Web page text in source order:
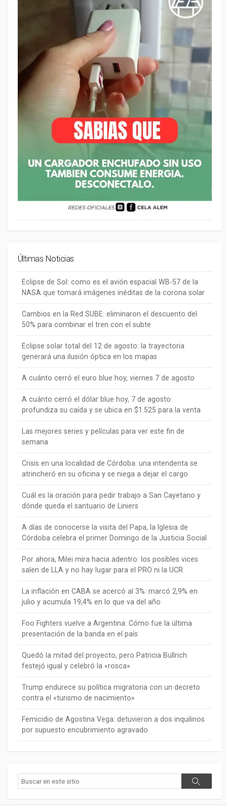
Últimas Noticias
Eclipse de Sol: como es el avión espacial WB-57 de la
NASA que tomará imágenes inéditas de la corona solar
Cambios en la Red SUBE: eliminaron el descuento del
50% para combinar el tren con el subte
Eclipse solar total del 12 de agosto: la trayectoria
generará una ilusión óptica en los mapas
A cuánto cerró el euro blue hoy, viernes 7 de agosto
A cuánto cerró el dólar blue hoy, 7 de agosto:
profundiza su caída y se ubica en $1.525 para la venta
Las mejores series y películas para ver este fin de
semana
Crisis en una localidad de Córdoba: una intendenta se
atrincheró en su oficina y se niega a dejar el cargo
Cuál es la oración para pedir trabajo a San Cayetano y
dónde queda el santuario de Liniers
A días de conocerse la visita del Papa, la Iglesia de
Córdoba celebra el primer Domingo de la Justicia Social
Por ahora, Milei mira hacia adentro: los posibles vices
salen de LLA y no hay lugar para el PRO ni la UCR
La inflación en CABA se acercó al 3%: marcó 2,9% en
julio y acumula 19,4% en lo que va del año
Foo Fighters vuelve a Argentina: Cómo fue la última
presentación de la banda en el país
Quedó la mitad del proyecto, pero Patricia Bullrich
festejó igual y celebró la «rosca»
Trump endurece su política migratoria con un decreto
contra el «turismo de nacimiento»
Femicidio de Agostina Vega: detuvieron a dos inquilinos
por supuesto encubrimiento agravado
Buscar
Buscar